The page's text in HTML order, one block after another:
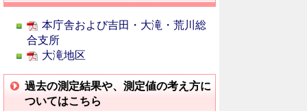
本庁舎および吉田・大滝・荒川総
合支所
大滝地区
過去の測定結果や、測定値の考え方に
ついてはこちら